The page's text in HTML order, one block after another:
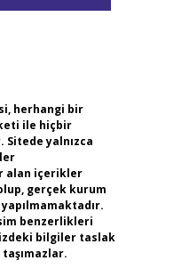
herhangi bir
ile hiçbir
Sitede yalnızca
alan içerikler
gerçek kurum
benzerlikleri
bilgiler taslak